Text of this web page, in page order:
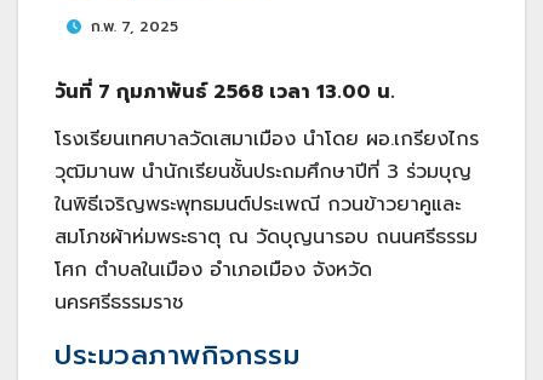
ก.พ. 7, 2025
วันที่ 7 กุมภาพันธ์ 2568 เวลา 13.00 น.
โรงเรียนเทศบาลวัดเสมาเมือง นำโดย ผอ.เกรียงไกร
วุฒิมานพ นำนักเรียนชั้นประถมศึกษาปีที่ 3 ร่วมบุญ
ในพิธีเจริญพระพุทธมนต์ประเพณี กวนข้าวยาคูและ
สมโภชผ้าห่มพระธาตุ ณ วัดบุญนารอบ ถนนศรีธรรม
โศก ตำบลในเมือง อำเภอเมือง จังหวัด
นครศรีธรรมราช
ประมวลภาพกิจกรรม